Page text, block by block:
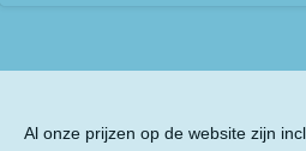
Al onze prijzen op de website zijn